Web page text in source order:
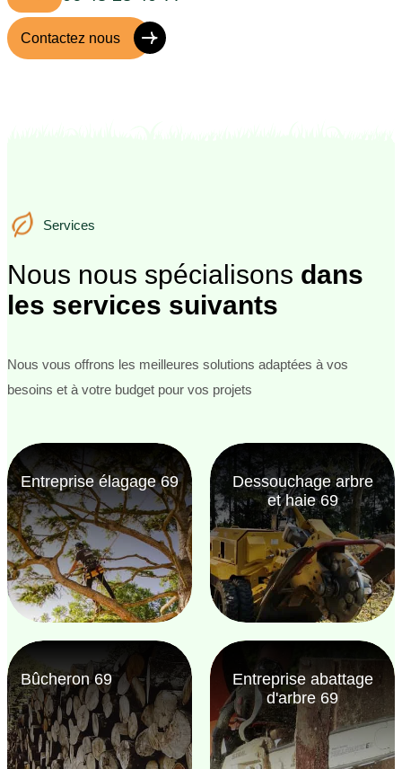
Contactez nous
Services
Services
Nous nous spécialisons dans
les services suivants
Nous vous offrons les meilleures solutions adaptées à vos
besoins et à votre budget pour vos projets
Entreprise élagage 69
Dessouchage arbre
et haie 69
Bûcheron 69
Entreprise abattage
d'arbre 69